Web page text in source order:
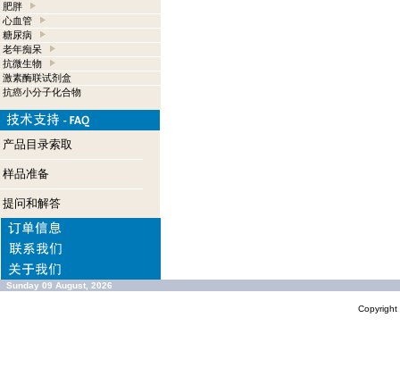
肥胖
心血管
糖尿病
老年痴呆
抗微生物
激素酶联试剂盒
抗癌小分子化合物
产品目录索取
样品准备
提问和解答
Sunday 09 August, 2026